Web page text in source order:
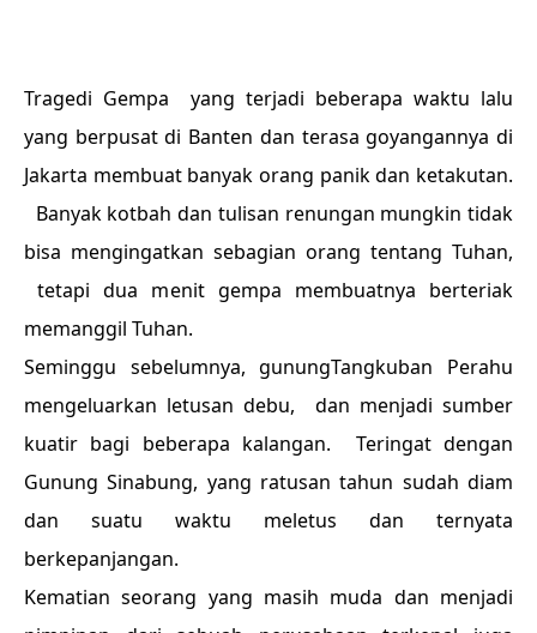
Tragedi Gempa yang terjadi beberapa waktu lalu
yang berpusat di Banten dan terasa goyangannya di
Jakarta membuat banyak orang panik dan ketakutan.
Banyak kotbah dan tulisan renungan mungkin tidak
bisa mengingatkan sebagian orang tentang Tuhan,
tetapi dua menit gempa membuatnya berteriak
memanggil Tuhan.
Seminggu sebelumnya, gunungTangkuban Perahu
mengeluarkan letusan debu, dan menjadi sumber
kuatir bagi beberapa kalangan. Teringat dengan
Gunung Sinabung, yang ratusan tahun sudah diam
dan suatu waktu meletus dan ternyata
berkepanjangan.
Kematian seorang yang masih muda dan menjadi